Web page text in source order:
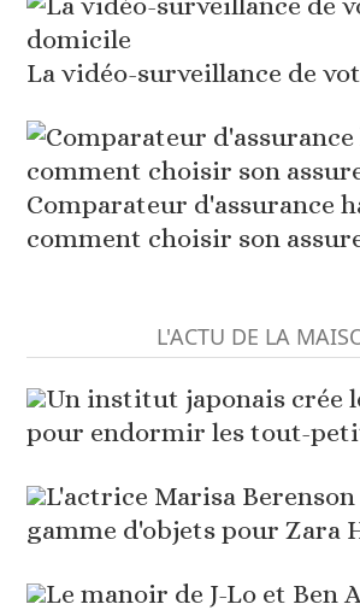
La vidéo-surveillance de
Comparateur d'assurance
comment choisir son
L'ACTU DE LA
Un institut japonais crée
pour endormir les tout-
L'actrice Marisa
gamme d'objets pour Zara
Le manoir de J-Lo et Ben